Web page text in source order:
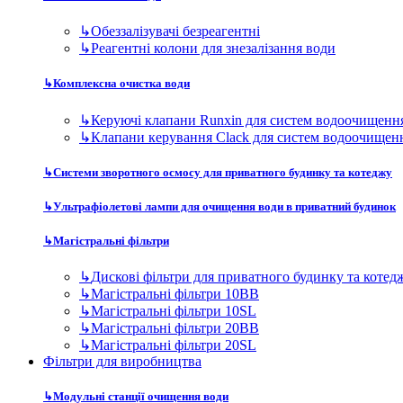
↳Обеззалізувачі безреагентні
↳Реагентні колони для знезалізання води
↳Комплексна очистка води
↳Керуючі клапани Runxin для систем
↳Клапани керування Clack для систем
↳Системи зворотного осмосу для приватного будинку та котеджу
↳Ультрафіолетові лампи для очищення води в приватний будинок
↳Магістральні фільтри
↳Дискові фільтри для приватного будинку та
↳Магістральні фільтри 10BB
↳Магістральні фільтри 10SL
↳Магістральні фільтри 20BB
↳Магістральні фільтри 20SL
Фільтри для виробництва
↳Модульні станції очищення води